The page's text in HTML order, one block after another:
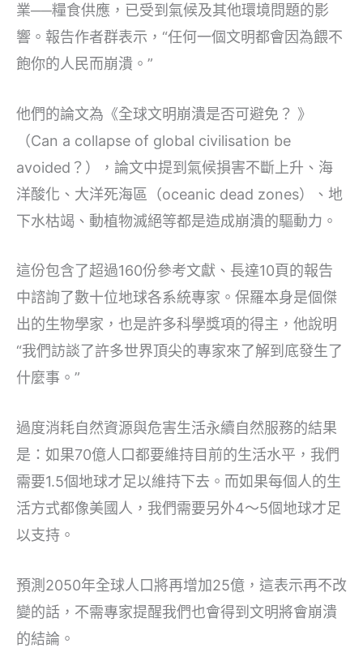
業──糧食供應，已受到氣候及其他環境問題的影
響。報告作者群表示，“任何一個文明都會因為餵不
飽你的人民而崩潰。”
他們的論文為《全球文明崩潰是否可避免？ 》
（Can a collapse of global civilisation be
avoided？），論文中提到氣候損害不斷上升、海
洋酸化、大洋死海區（oceanic dead zones）、地
下水枯竭、動植物滅絕等都是造成崩潰的驅動力。
這份包含了超過160份參考文獻、長達10頁的報告
中諮詢了數十位地球各系統專家。保羅本身是個傑
出的生物學家，也是許多科學獎項的得主，他說明
“我們訪談了許多世界頂尖的專家來了解到底發生了
什麼事。”
過度消耗自然資源與危害生活永續自然服務的結果
是：如果70億人口都要維持目前的生活水平，我們
需要1.5個地球才足以維持下去。而如果每個人的生
活方式都像美國人，我們需要另外4～5個地球才足
以支持。
預測2050年全球人口將再增加25億，這表示再不改
變的話，不需專家提醒我們也會得到文明將會崩潰
的結論。